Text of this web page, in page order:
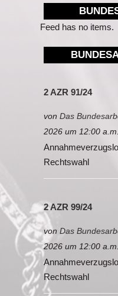
Feed has no items.
2 AZR 91/24
von Das
2026 um 12:00 a.m.
Rechtswahl
2 AZR 99/24
von Das
2026 um 12:00 a.m.
Rechtswahl